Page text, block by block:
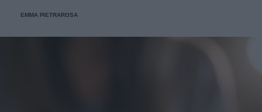
EMMA PIETRAROSA